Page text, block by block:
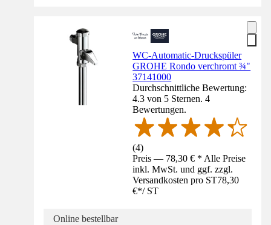
WC-Automatic-Druckspüler
GROHE Rondo verchromt ¾"
37141000
Durchschnittliche Bewertung:
4.3 von 5 Sternen. 4
Bewertungen.
(4)
Preis — 78,30 € * Alle Preise
inkl. MwSt. und ggf. zzgl.
Versandkosten pro ST78,30
€*/ ST
Online bestellbar